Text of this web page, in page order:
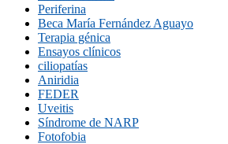
Periferina
Beca María Fernández Aguayo
Terapia génica
Ensayos clínicos
ciliopatías
Aniridia
FEDER
Uveitis
Síndrome de NARP
Fotofobia